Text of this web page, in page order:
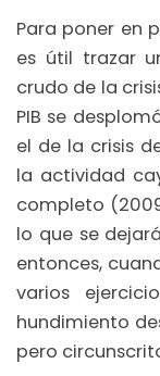
Para poner en
es útil trazar
crudo de la
PIB se
el de la crisis
la actividad
completo
lo que se
entonces,
varios
hundimiento
pero